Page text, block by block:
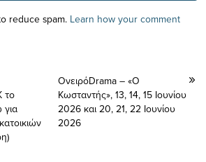
reduce spam. Learn how your comment
το
ΟνειρόDrama – «Ο
Κωσταντής», 13, 14, 15 Ιουνίου
2026 και 20, 21, 22 Ιουνίου
2026